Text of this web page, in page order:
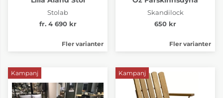
Stolab
fr. 4 690 kr
Fler varianter
Skandilock
650 kr
Fler varianter
Kampanj Kampanj